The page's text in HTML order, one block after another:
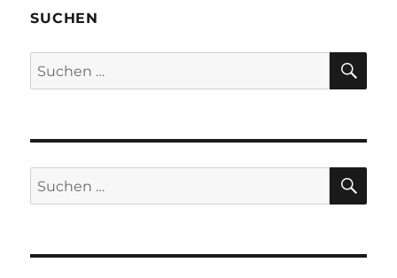
SUCHEN
Suchen
nach:
Suchen
nach: